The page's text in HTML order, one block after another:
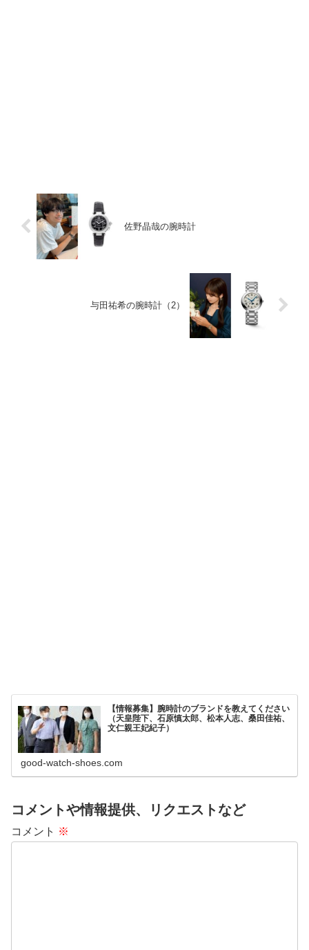
佐野晶哉の腕時計
与田祐希の腕時計（2）
【情報募集】腕時計のブランドを教えてください
（天皇陛下、石原慎太郎、松本人志、桑田佳祐、
文仁親王妃紀子）
good-watch-shoes.com
コメントや情報提供、リクエストなど
コメント ※